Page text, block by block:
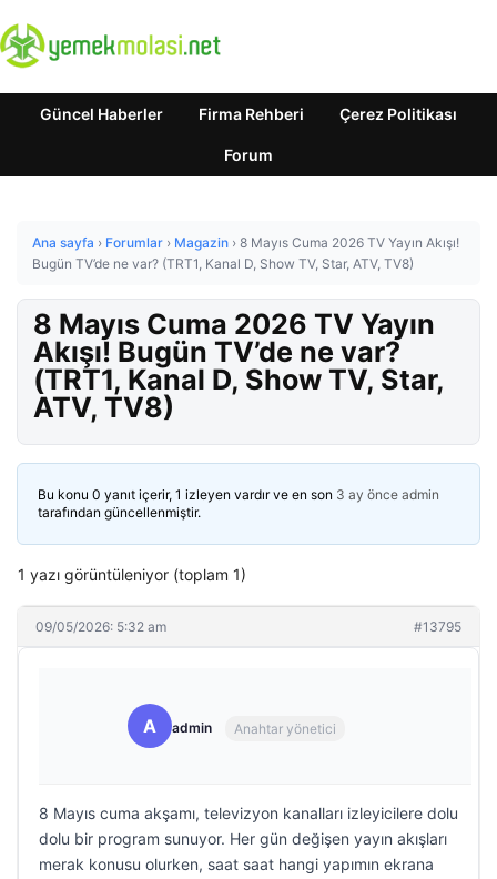
Güncel Haberler Firma Rehberi Çerez Politikası
Forum
Ana sayfa › Forumlar › Magazin › 8 Mayıs Cuma 2026 TV Yayın Akışı!
Bugün TV’de ne var? (TRT1, Kanal D, Show TV, Star, ATV, TV8)
8 Mayıs Cuma 2026 TV Yayın
Akışı! Bugün TV’de ne var?
(TRT1, Kanal D, Show TV, Star,
ATV, TV8)
Bu konu 0 yanıt içerir, 1 izleyen vardır ve en son 3 ay önce admin
tarafından güncellenmiştir.
1 yazı görüntüleniyor (toplam 1)
09/05/2026: 5:32 am #13795
A admin Anahtar yönetici
8 Mayıs cuma akşamı, televizyon kanalları izleyicilere dolu
dolu bir program sunuyor. Her gün değişen yayın akışları
merak konusu olurken, saat saat hangi yapımın ekrana